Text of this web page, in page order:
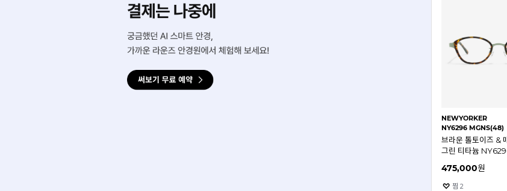
NEWYORKER
NY6296 MGNS(48)
브라운 톨토이즈 &
그린 티타늄
475,000원
찜 2